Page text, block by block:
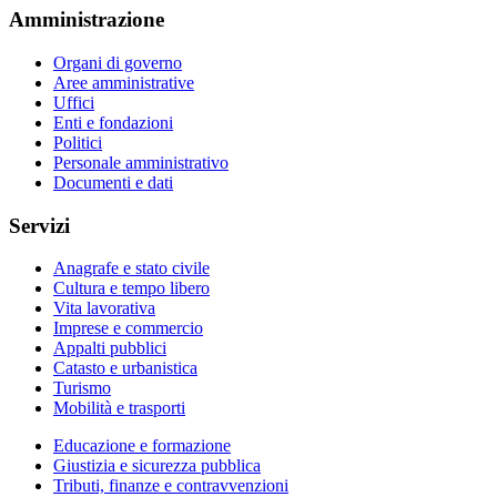
Amministrazione
Organi di governo
Aree amministrative
Uffici
Enti e fondazioni
Politici
Personale amministrativo
Documenti e dati
Servizi
Anagrafe e stato civile
Cultura e tempo libero
Vita lavorativa
Imprese e commercio
Appalti pubblici
Catasto e urbanistica
Turismo
Mobilità e trasporti
Educazione e formazione
Giustizia e sicurezza pubblica
Tributi, finanze e contravvenzioni